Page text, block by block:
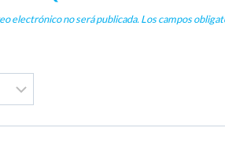
electrónico no será publicada.Los campos